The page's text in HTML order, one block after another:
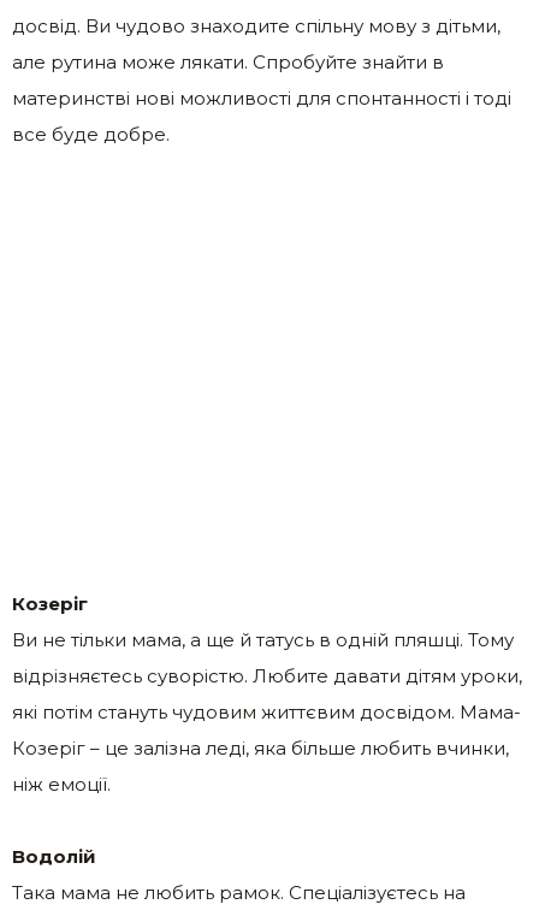
досвід. Ви чудово знаходите спільну мову з дітьми,
але рутина може лякати. Спробуйте знайти в
материнстві нові можливості для спонтанності і тоді
все буде добре.
Козеріг
Ви не тільки мама, а ще й татусь в одній пляшці. Тому
відрізняєтесь суворістю. Любите давати дітям уроки,
які потім стануть чудовим життєвим досвідом. Мама-
Козеріг – це залізна леді, яка більше любить вчинки,
ніж емоції.
Водолій
Така мама не любить рамок. Спеціалізуєтесь на